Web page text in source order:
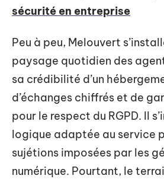
sécurité en entreprise
Peu à peu, Melouvert
paysage quotidien des
sa crédibilité d’un
d’échanges chiffrés et de
pour le respect du RGPD. Il
logique adaptée au service
sujétions imposées par les
numérique. Pourtant, le